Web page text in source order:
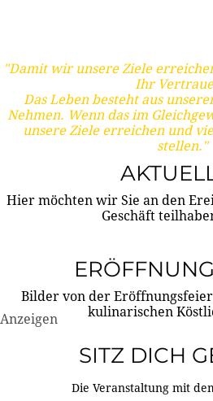
"Damit wir unsere Ziele
Ihr
Das Leben besteht aus
Nehmen. Wenn das im
unsere Ziele erreichen und
stellen."
Hier möchten wir Sie an den
Geschäft
Bilder von der
kulinarischen
Anzeigen
SITZ DICH
Die Veranstaltung mit